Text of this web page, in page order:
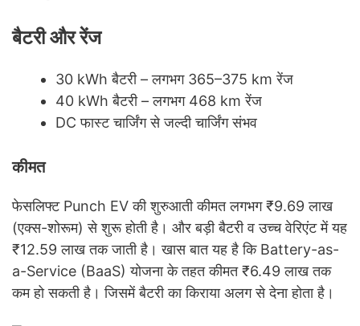
बैटरी और रेंज
30 kWh बैटरी – लगभग 365–375 km रेंज
40 kWh बैटरी – लगभग 468 km रेंज
DC फास्ट चार्जिंग से जल्दी चार्जिंग संभव
कीमत
फेसलिफ्ट Punch EV की शुरुआती कीमत लगभग ₹9.69 लाख
(एक्स-शोरूम) से शुरू होती है। और बड़ी बैटरी व उच्च वेरिएंट में यह
₹12.59 लाख तक जाती है। खास बात यह है कि Battery-as-
a-Service (BaaS) योजना के तहत कीमत ₹6.49 लाख तक
कम हो सकती है। जिसमें बैटरी का किराया अलग से देना होता है।